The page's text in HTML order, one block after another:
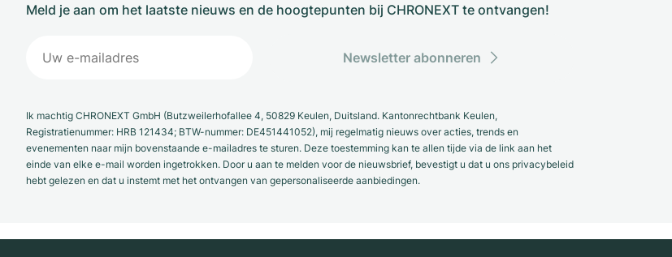
Meld je aan om het laatste nieuws en de hoogtepunten bij CHRONEXT te ontvangen!
Newsletter abonneren
Ik machtig CHRONEXT GmbH (Butzweilerhofallee 4, 50829 Keulen, Duitsland. Kantonrechtbank Keulen,
Registratienummer: HRB 121434; BTW-nummer: DE451441052), mij regelmatig nieuws over acties, trends en
evenementen naar mijn bovenstaande e-mailadres te sturen. Deze toestemming kan te allen tijde via de link aan het
einde van elke e-mail worden ingetrokken. Door u aan te melden voor de nieuwsbrief, bevestigt u dat u ons privacybeleid
hebt gelezen en dat u instemt met het ontvangen van gepersonaliseerde aanbiedingen.